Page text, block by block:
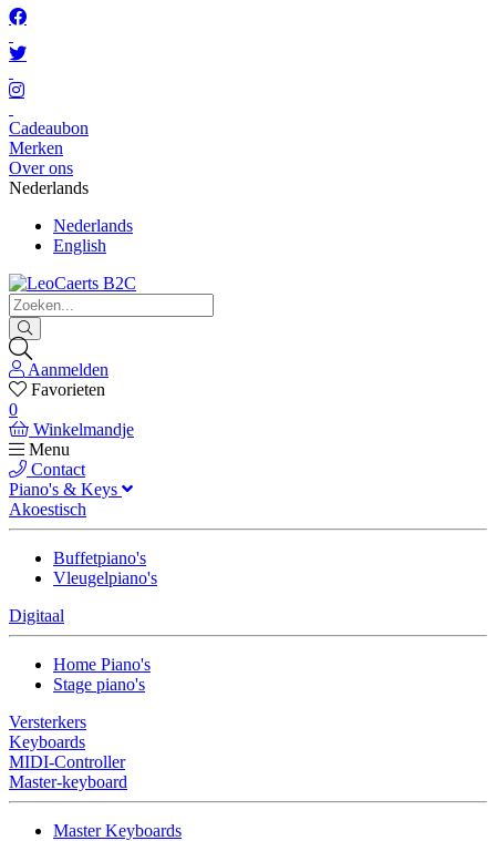
Cadeaubon
Merken
Over ons
Nederlands
Nederlands
English
Aanmelden
Favorieten
0
Winkelmandje
Menu
Contact
Piano's & Keys
Akoestisch
Buffetpiano's
Vleugelpiano's
Digitaal
Home Piano's
Stage piano's
Versterkers
Keyboards
MIDI-Controller
Master-keyboard
Master Keyboards